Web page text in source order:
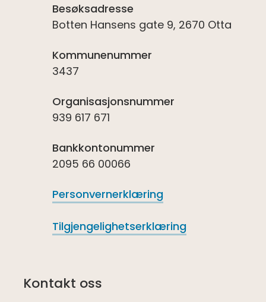
Besøksadresse
Botten Hansens gate 9, 2670 Otta
Kommunenummer
3437
Organisasjonsnummer
939 617 671
Bankkontonummer
2095 66 00066
Personvernerklæring
Tilgjengelighetserklæring
Kontakt oss